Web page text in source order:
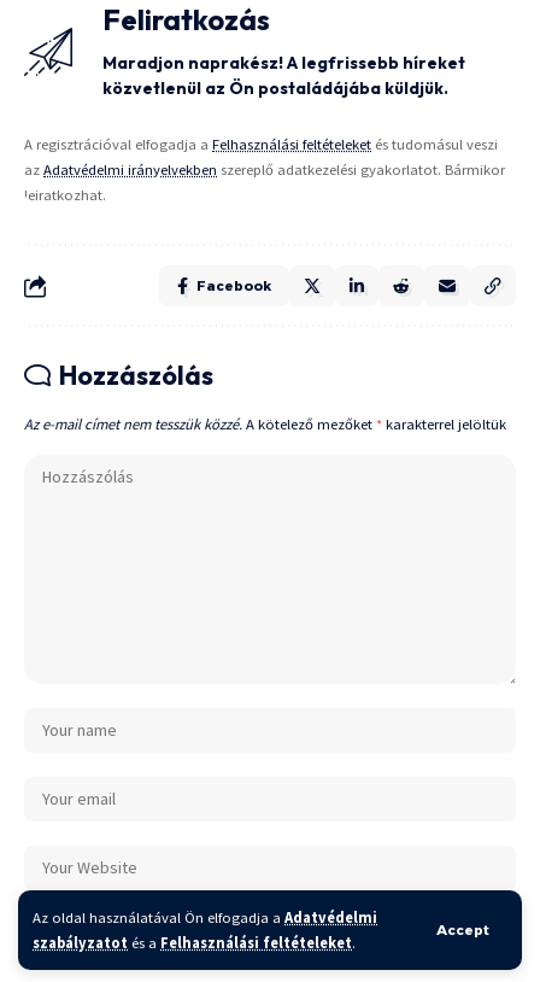
Az oldal használatával Ön elfogadja a Adatvédelmi
szabályzatot és a Felhasználási feltételeket.
Accept
Feliratkozás
Maradjon naprakész! A legfrissebb híreket
közvetlenül az Ön postaládájába küldjük.
A regisztrációval elfogadja a Felhasználási feltételeket és tudomásul veszi
az Adatvédelmi irányelvekben szereplő adatkezelési gyakorlatot. Bármikor
leiratkozhat.
Facebook
Hozzászólás
Az e-mail címet nem tesszük közzé. A kötelező mezőket * karakterrel jelöltük
A nevem, e-mail címem, és weboldalcímem mentése a böngészőben a
következő hozzászólásomhoz.